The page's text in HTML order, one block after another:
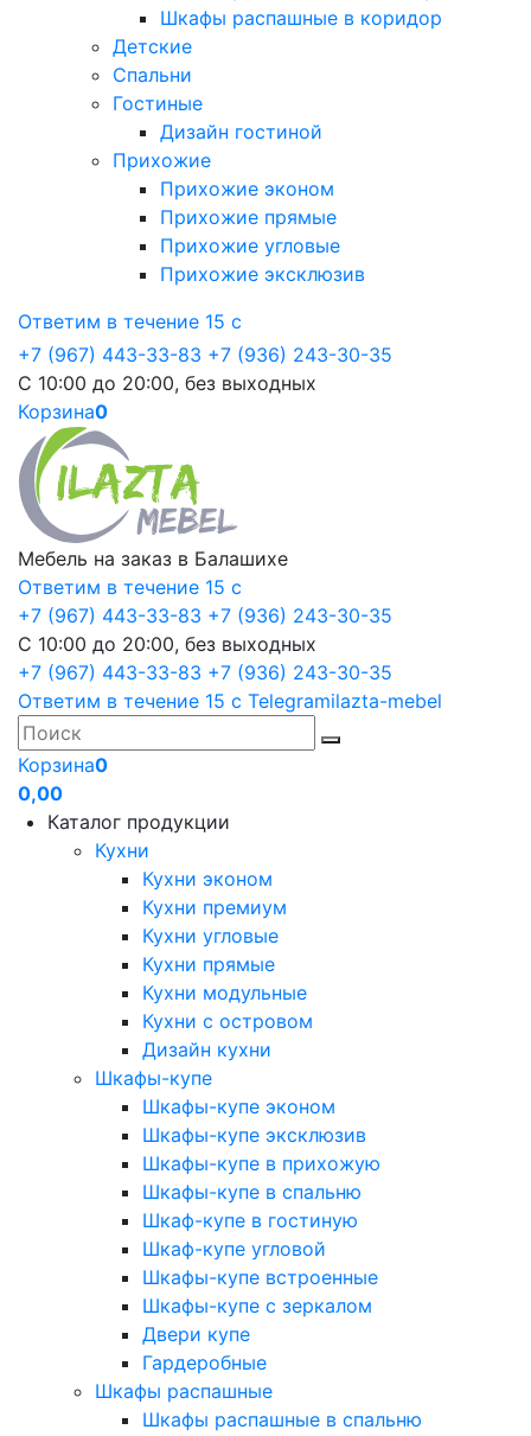
Шкафы распашные в коридор
Детские
Спальни
Гостиные
Дизайн гостиной
Прихожие
Прихожие эконом
Прихожие прямые
Прихожие угловые
Прихожие эксклюзив
Ответим в течение 15 с
+7 (967) 443-33-83 +7 (936) 243-30-35
С 10:00 до 20:00, без выходных
Корзина0
Мебель на заказ в Балашихе
Ответим в течение 15 с
+7 (967) 443-33-83 +7 (936) 243-30-35
С 10:00 до 20:00, без выходных
+7 (967) 443-33-83 +7 (936) 243-30-35
Ответим в течение 15 с Telegramilazta-mebel
Корзина0
0,00
Каталог продукции
Кухни
Кухни эконом
Кухни премиум
Кухни угловые
Кухни прямые
Кухни модульные
Кухни с островом
Дизайн кухни
Шкафы-купе
Шкафы-купе эконом
Шкафы-купе эксклюзив
Шкафы-купе в прихожую
Шкафы-купе в спальню
Шкаф-купе в гостиную
Шкаф-купе угловой
Шкафы-купе встроенные
Шкафы-купе с зеркалом
Двери купе
Гардеробные
Шкафы распашные
Шкафы распашные в спальню